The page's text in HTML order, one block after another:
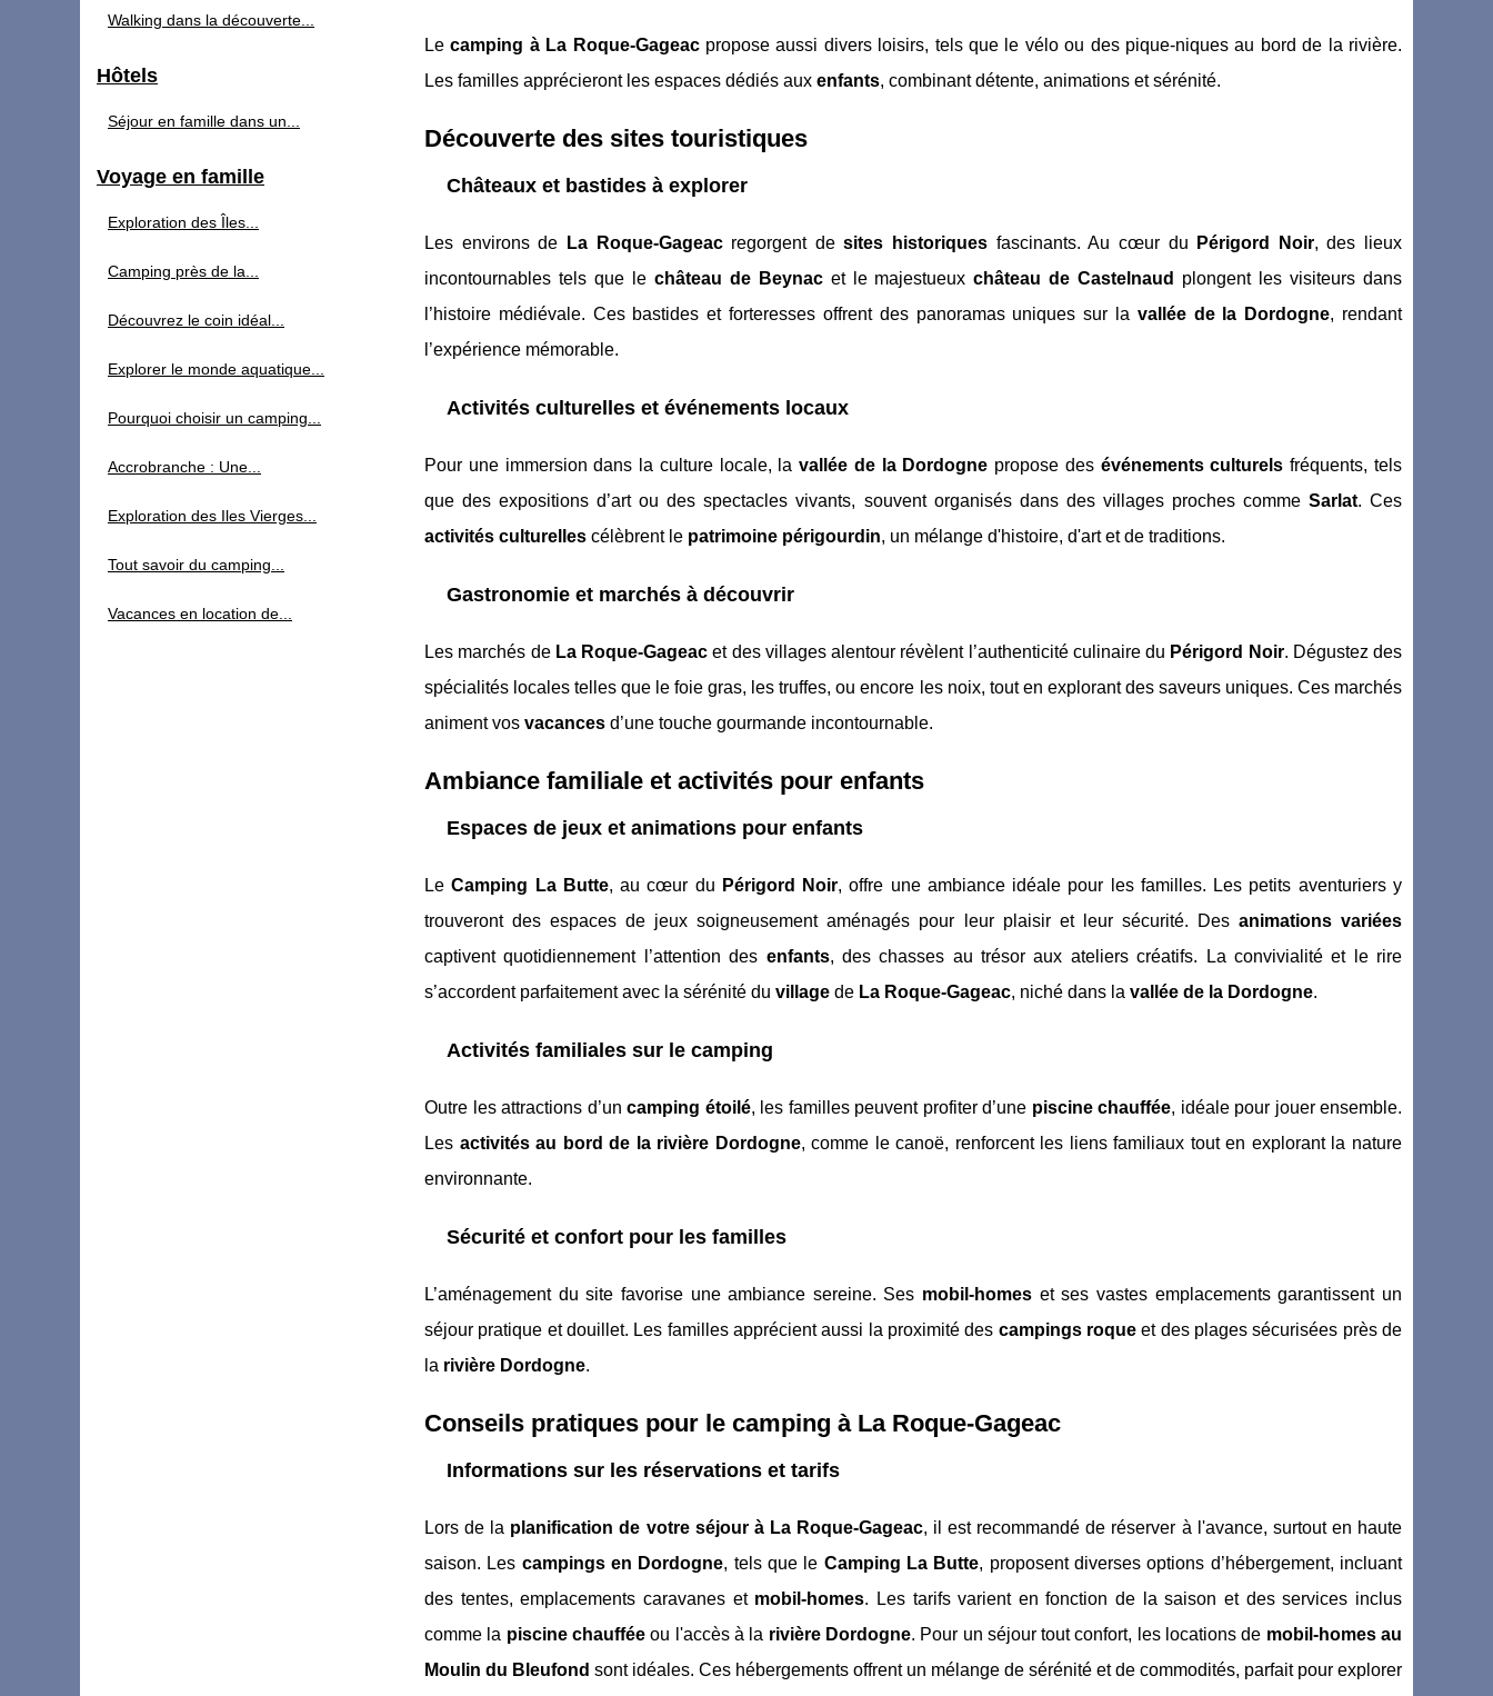
Lecamping à La Roque-Gageacpropose aussi divers loisirs, tels que le vélo ou des pique-niques au bord de la rivière.
Les familles apprécieront les espaces dédiés aux enfants, combinant détente, animations et sérénité.
Découverte des sites touristiques
Châteaux et bastides à explorer
Les environs de La Roque-Gageacregorgent desites historiques fascinants. Au cœur du Périgord Noir, des lieux
incontournables tels que le château de Beynacet le majestueuxchâteau de Castelnaud
plongent les visiteurs dans
l’histoire médiévale. Ces bastides et forteresses offrent des panoramas uniques sur la vallée de la Dordogne, rendant
l’expérience mémorable.
Activités culturelles et événements locaux
Pour une immersion dans la culture locale, lavallée de la Dordogne propose des événements culturels fréquents, tels
que des expositions d’art ou des spectacles vivants, souvent organisés dans des villages proches comme Sarlat. Ces
activités culturelles célèbrent le patrimoine périgourdin, un mélange d'histoire, d'art et de traditions.
Gastronomie et marchés à découvrir
Les marchés de La Roque-Gageac et des villages alentour révèlent l’authenticité culinaire du Périgord Noir. Dégustez des
spécialités locales telles que le foie gras, les truffes, ou encore les noix, tout en explorant des saveurs uniques. Ces marchés
animent vos vacances d’une touche gourmande incontournable.
Ambiance familiale et activités pour enfants
Espaces de jeux et animations pour enfants
LeCamping La Butte, au cœur du Périgord Noir, offre une ambiance idéale pour les familles. Les petits aventuriers y
trouveront des espaces de jeux soigneusement aménagés pour leur plaisir et leur sécurité. Des animations variées
captivent quotidiennement l’attention des enfants, des chasses au trésor aux ateliers créatifs. La convivialité et le rire
s’accordent parfaitement avec la sérénité du village de La Roque-Gageac, niché dans la vallée de la Dordogne.
Activités familiales sur le camping
Outre les attractions d’un camping étoilé, les familles peuvent profiter d’une piscine chauffée, idéale pour jouer ensemble.
Les activités au bord de la rivière Dordogne, comme le canoë, renforcent les liens familiaux tout en explorant la nature
environnante.
Sécurité et confort pour les familles
L’aménagement du site favorise une ambiance sereine. Ses mobil-homes et ses vastes emplacements garantissent un
séjour pratique et douillet. Les familles apprécient aussi la proximité des campings roque et des plages sécurisées près de
la rivière Dordogne.
Conseils pratiques pour le camping à La Roque-Gageac
Informations sur les réservations et tarifs
Lors de la planification de votre séjour à La Roque-Gageac, il est recommandé de réserver à l'avance, surtout en haute
saison. Les campings en Dordogne, tels que le Camping La Butte, proposent diverses options d’hébergement, incluant
des tentes, emplacements caravanes et mobil-homes. Les tarifs varient en fonction de la saison et des services inclus
comme la piscine chaufféeou l'accès à la rivière Dordogne. Pour un séjour tout confort, les locations de mobil-homes au
Moulin du Bleufond sont idéales. Ces hébergements offrent un mélange de sérénité et de commodités, parfait pour explorer
Walking dans la découverte...
Hôtels
Séjour en famille dans un...
Voyage en famille
Exploration des Îles...
Camping près de la...
Découvrez le coin idéal...
Explorer le monde aquatique...
Pourquoi choisir un camping...
Accrobranche : Une...
Exploration des Iles Vierges...
Tout savoir du camping...
Vacances en location de...